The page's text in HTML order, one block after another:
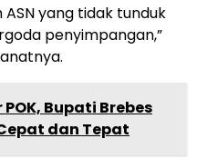
yang tidak tunduk
penyimpangan,”
Bupati Brebes
dan Tepat